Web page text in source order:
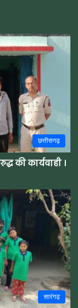
छत्तीसगढ़
की कार्यवाही ।
सारंगढ़